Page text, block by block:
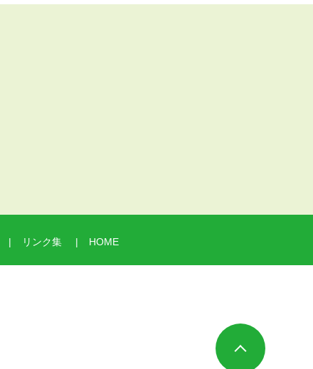
リンク集 HOME